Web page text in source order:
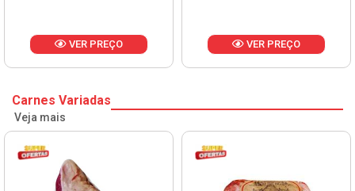
VER PREÇO VER PREÇO
Carnes Variadas
Veja mais